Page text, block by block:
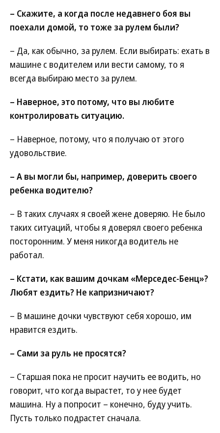
– Скажите, а когда после недавнего боя вы
поехали домой, то тоже за рулем были?
– Да, как обычно, за рулем. Если выбирать: ехать в
машине с водителем или вести самому, то я
всегда выбираю место за рулем.
– Наверное, это потому, что вы любите
контролировать ситуацию.
– Наверное, потому, что я получаю от этого
удовольствие.
– А вы могли бы, например, доверить своего
ребенка водителю?
– В таких случаях я своей жене доверяю. Не было
таких ситуаций, чтобы я доверял своего ребенка
посторонним. У меня никогда водитель не
работал.
– Кстати, как вашим дочкам «Мерседес-Бенц»?
Любят ездить? Не капризничают?
– В машине дочки чувствуют себя хорошо, им
нравится ездить.
– Сами за руль не просятся?
– Старшая пока не просит научить ее водить, но
говорит, что когда вырастет, то у нее будет
машина. Ну а попросит – конечно, буду учить.
Пусть только подрастет сначала.